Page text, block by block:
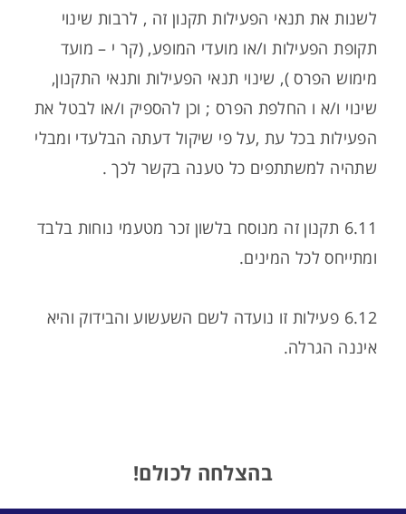
לשנות את תנאי הפעילות תקנון זה , לרבות שינוי
תקופת הפעילות ו/או מועדי המופע, (קר י – מועד
מימוש הפרס ), שינוי תנאי הפעילות ותנאי התקנון,
שינוי ו/א ו החלפת הפרס ; וכן להספיק ו/או לבטל את
הפעילות בכל עת ,על פי שיקול דעתה הבלעדי ומבלי
שתהיה למשתתפים כל טענה בקשר לכך .
6.11 תקנון זה מנוסח בלשון זכר מטעמי נוחות בלבד
ומתייחס לכל המינים.
6.12 פעילות זו נועדה לשם השעשוע והבידוק והיא
איננה הגרלה.
בהצלחה לכולם!